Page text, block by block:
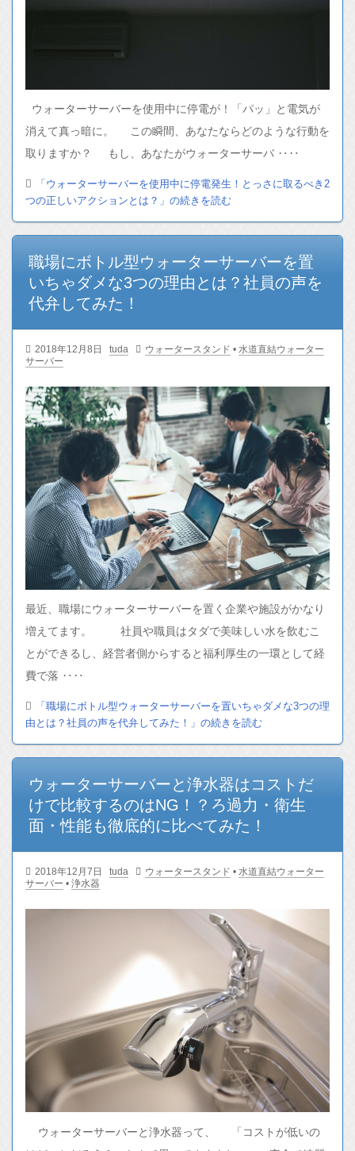
ウォーターサーバーを使用中に停電が！「パッ」と電気が
消えて真っ暗に。 この瞬間、あなたならどのような行動を
取りますか？ もし、あなたがウォーターサーバ ‥‥
「ウォーターサーバーを使用中に停電発生！とっさに取るべき2
つの正しいアクションとは？」の続きを読む
職場にボトル型ウォーターサーバーを置
いちゃダメな3つの理由とは？社員の声を
代弁してみた！
2018年12月8日 tuda ウォータースタンド • 水道直結ウォーター
サーバー
最近、職場にウォーターサーバーを置く企業や施設がかなり
増えてます。 社員や職員はタダで美味しい水を飲むこ
とができるし、経営者側からすると福利厚生の一環として経
費で落 ‥‥
「職場にボトル型ウォーターサーバーを置いちゃダメな3つの理
由とは？社員の声を代弁してみた！」の続きを読む
ウォーターサーバーと浄水器はコストだ
けで比較するのはNG！？ろ過力・衛生
面・性能も徹底的に比べてみた！
2018年12月7日 tuda ウォータースタンド • 水道直結ウォーター
サーバー • 浄水器
ウォーターサーバーと浄水器って、 「コストが低いの